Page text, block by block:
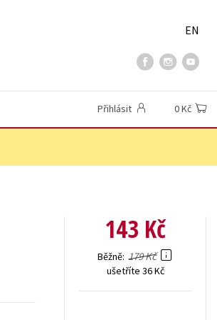
EN
Přihlásit 0 Kč
143 Kč
Běžně 179 Kč
ušetříte 36 Kč